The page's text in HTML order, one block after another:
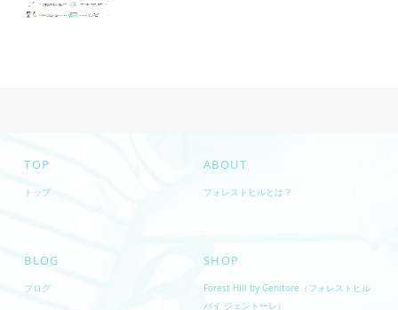
TOP
トップ
ABOUT
フォレストヒルとは？
BLOG
ブログ
SHOP
Forest Hill by Genitore（フォレストヒル
バイ ジェントーレ）